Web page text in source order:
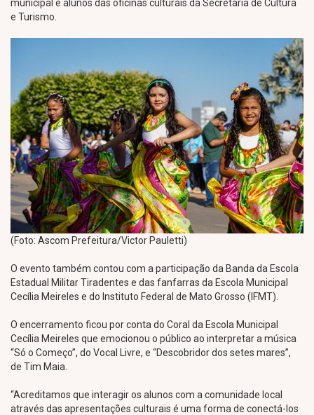
municipal e alunos das oficinas culturais da Secretaria de Cultura
e Turismo.
(Foto: Ascom Prefeitura/Victor Pauletti)
O evento também contou com a participação da Banda da Escola
Estadual Militar Tiradentes e das fanfarras da Escola Municipal
Cecília Meireles e do Instituto Federal de Mato Grosso (IFMT).
O encerramento ficou por conta do Coral da Escola Municipal
Cecília Meireles que emocionou o público ao interpretar a música
“Só o Começo”, do Vocal Livre, e “Descobridor dos setes mares”,
de Tim Maia.
“Acreditamos que interagir os alunos com a comunidade local
através das apresentações culturais é uma forma de conectá-los